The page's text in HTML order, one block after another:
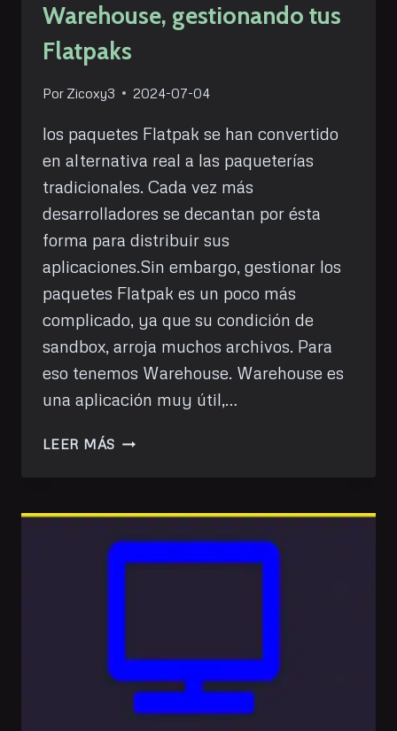
Warehouse, gestionando tus
Flatpaks
Por Zicoxy3 2024-07-04
los paquetes Flatpak se han convertido
en alternativa real a las paqueterías
tradicionales. Cada vez más
desarrolladores se decantan por ésta
forma para distribuir sus
aplicaciones.Sin embargo, gestionar los
paquetes Flatpak es un poco más
complicado, ya que su condición de
sandbox, arroja muchos archivos. Para
eso tenemos Warehouse. Warehouse es
una aplicación muy útil,…
LEER MÁS WAREHOUSE,